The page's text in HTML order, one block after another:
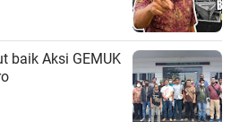
baik Aksi GEMUK